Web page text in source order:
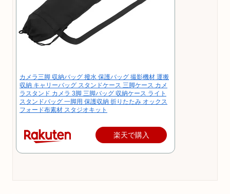
カメラ三脚 収納バッグ 撥水 保護バッグ 撮影機材 運搬
収納 キャリーバッグ スタンドケース 三脚ケース カメ
ラスタンド カメラ 3脚 三脚バッグ 収納ケース ライト
スタンドバッグ 一脚用 保護収納 折りたたみ オックス
フォード布素材 スタジオキット
楽天で購入